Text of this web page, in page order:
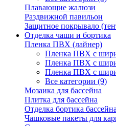
Плавающие жалюзи
Раздвижной павильон
Защитное покрывало
Отделка чаши и бортика
Пленка ПВХ (лайнер)
Пленка ПВХ с
Пленка ПВХ с
Пленка ПВХ с
Все категории (9)
Мозаика для бассейна
Плитка для бассейна
Отделка бортика бассейна
Чашковые пакеты для